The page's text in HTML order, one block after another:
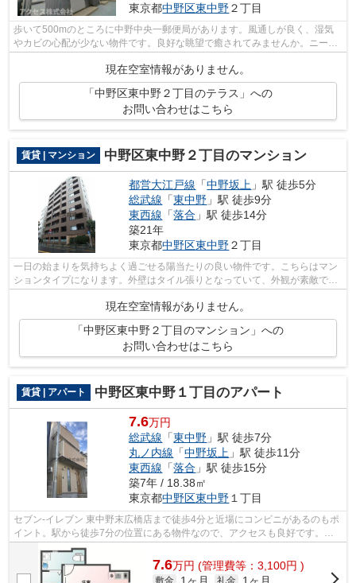
東京都中野区東中野２丁目
歩いて500mのところに中野中央一郵便局があります。風通しが良く、湿気
やカビの心配が少ない物件です。良好な眺望で癒されてみませんか。ニーズ
現在空室情報がありません。
「中野区東中野２丁目のテラス」への
お問い合わせはこちら
賃貸 | マンション 中野区東中野２丁目のマンション
都営大江戸線 「中野坂上 」駅 徒歩5分
総武線 「東中野 」駅 徒歩9分
東西線 「落合 」駅 徒歩14分
築21年
東京都中野区東中野２丁目
一日の始まりを気持ちよく過ごせる陽当たりの良い物件です。こちらはマン
ションタイプになります。外壁はタイル張りとなっていて、外観が素敵で
現在空室情報がありません。
「中野区東中野２丁目のマンション」への
お問い合わせはこちら
賃貸 | アパート 中野区東中野１丁目のアパート
7.6万円
総武線 「東中野 」駅 徒歩7分
丸ノ内線 「中野坂上 」駅 徒歩11分
東西線 「落合 」駅 徒歩15分
築7年 / 18.38㎡
東京都中野区東中野 １丁目
セブン-イレブン 東中野末広橋店まで徒歩4分と近場にコンビニがあるのもポ
イント。駅から徒歩7分の位置にある物件なので、アクセスも良好です。通
風システムが整った換気がしやすいア...
7.6万円 (管理費等：3,100円 )
敷金 礼金